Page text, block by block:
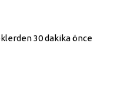
30 dakika önce